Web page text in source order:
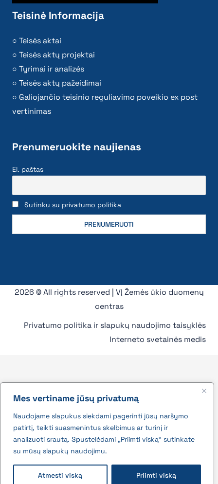
Mes vertiname jūsų privatumą
Naudojame slapukus siekdami pagerinti jūsų naršymo
patirtį, teikti suasmenintus skelbimus ar turinį ir
analizuoti srautą. Spustelėdami „Priimti viską“ sutinkate
su mūsų slapukų naudojimu.
Atmesti viską Priimti viską
Teisinė Informacija
Teisės aktai
Teisės aktų projektai
Tyrimai ir analizės
Teisės aktų pažeidimai
Galiojančio teisinio reguliavimo poveikio ex post
vertinimas
Prenumeruokite naujienas
El. paštas
Sutinku su privatumo politika
2026 © All rights reserved | VĮ Žemės ūkio duomenų
centras
Privatumo politika ir slapukų naudojimo taisyklės
Interneto svetainės medis